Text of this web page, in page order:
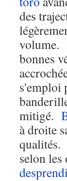
des
volume.
bonnes
s'emploi
mitigé.
à droite
qualités.
selon